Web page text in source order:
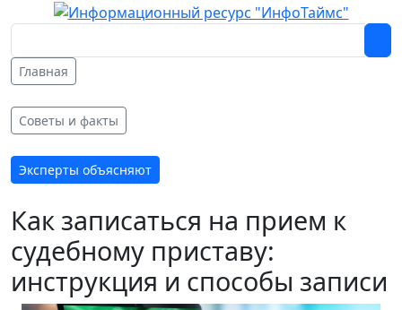
Главная
Советы и факты
Эксперты объясняют
Как записаться на прием к
судебному приставу:
инструкция и способы записи